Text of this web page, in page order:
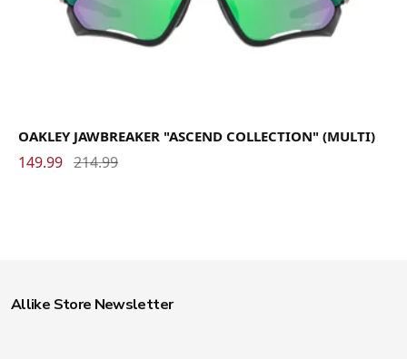
OAKLEY JAWBREAKER "ASCEND COLLECTION" (MULTI)
149.99 214.99
Allike Store Newsletter